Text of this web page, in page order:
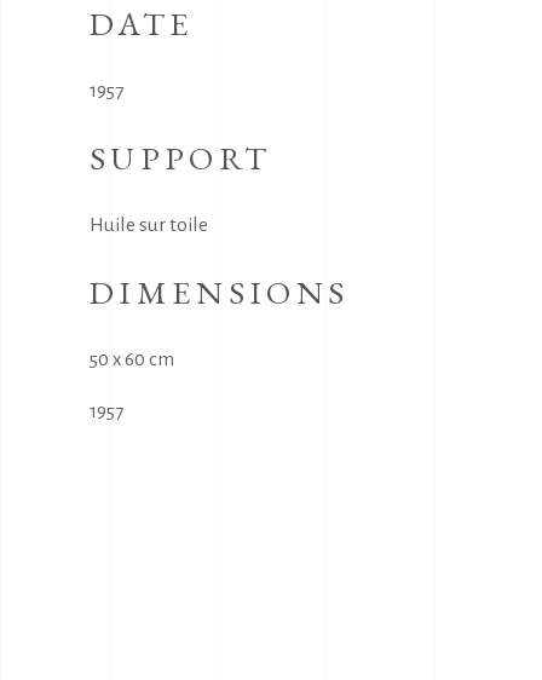
DATE
1957
SUPPORT
Huile sur toile
DIMENSIONS
50 x 60 cm
1957